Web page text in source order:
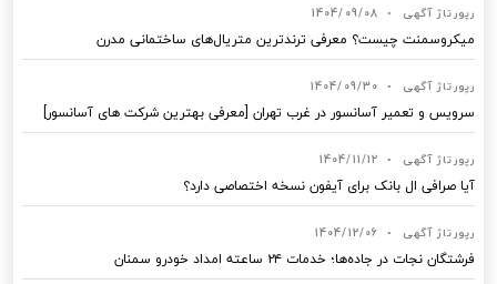
رپورتاژ آگهی •
1404/09/08
میکروسمنت چیست؟ معرفی ترندترین متریال‌های ساختمانی مدرن
رپورتاژ آگهی •
1404/09/30
سرویس و تعمیر آسانسور در غرب تهران [معرفی بهترین شرکت های آسانسور]
رپورتاژ آگهی •
1404/11/12
آیا صرافی ال بانک برای آیفون نسخه اختصاصی دارد؟
رپورتاژ آگهی •
1404/12/06
فرشتگان نجات در جاده‌ها؛ خدمات ۲۴ ساعته امداد خودرو سمنان